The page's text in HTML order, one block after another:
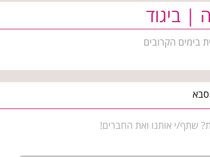
| ביגוד
בימים הקרובים
שתף/י אותנו ואת החברים!